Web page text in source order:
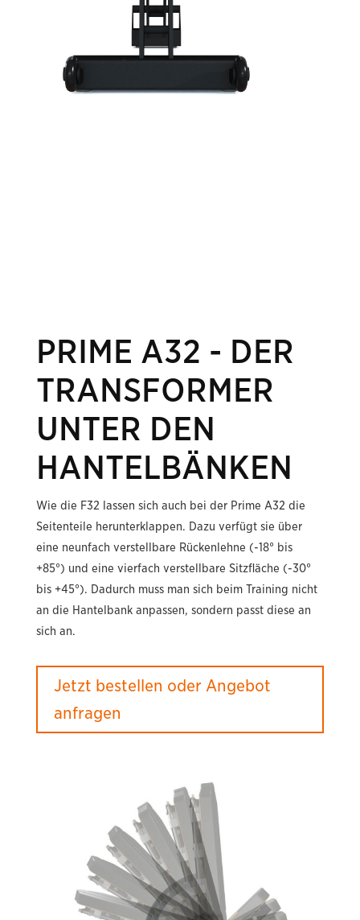
PRIME A32 - DER
TRANSFORMER
UNTER DEN
HANTELBÄNKEN
Wie die F32 lassen sich auch bei der Prime A32 die
Seitenteile herunterklappen. Dazu verfügt sie über
eine neunfach verstellbare Rückenlehne (-18° bis
+85°) und eine vierfach verstellbare Sitzfläche (-30°
bis +45°). Dadurch muss man sich beim Training nicht
an die Hantelbank anpassen, sondern passt diese an
sich an.
Jetzt bestellen oder Angebot
anfragen